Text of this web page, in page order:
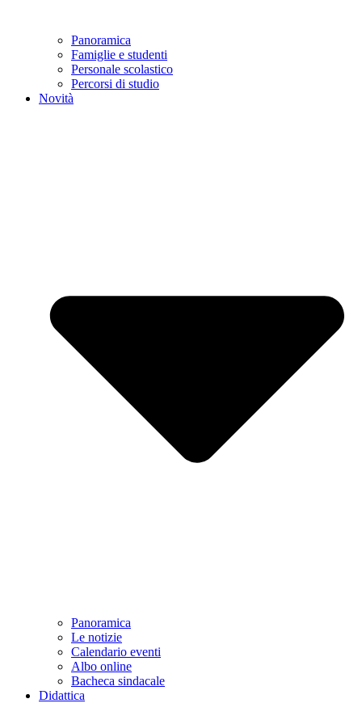
Panoramica
Famiglie e studenti
Personale scolastico
Percorsi di studio
Novità
Panoramica
Le notizie
Calendario eventi
Albo online
Bacheca sindacale
Didattica